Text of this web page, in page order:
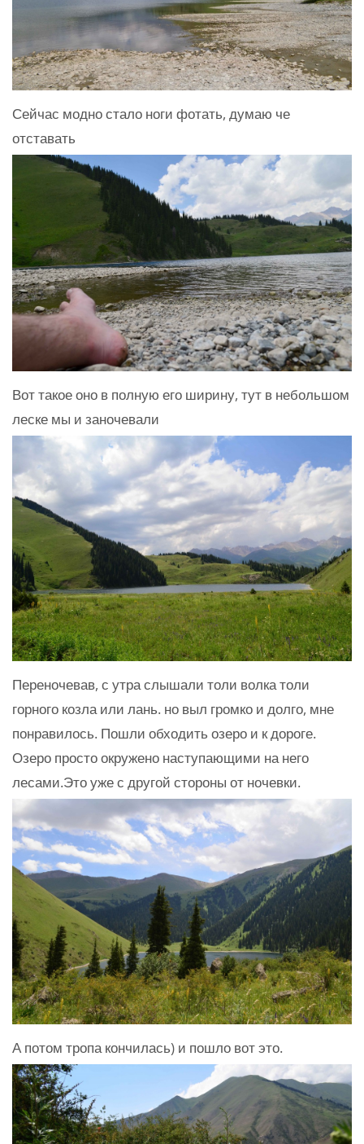
Сейчас модно стало ноги фотать, думаю че
отставать
Вот такое оно в полную его ширину, тут в небольшом
леске мы и заночевали
Переночевав, с утра слышали толи волка толи
горного козла или лань. но выл громко и долго, мне
понравилось. Пошли обходить озеро и к дороге.
Озеро просто окружено наступающими на него
лесами.Это уже с другой стороны от ночевки.
А потом тропа кончилась) и пошло вот это.